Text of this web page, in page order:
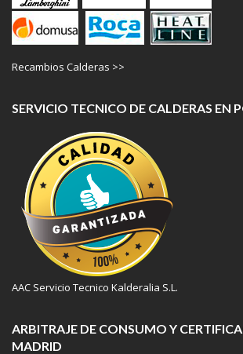
Recambios Calderas >>
SERVICIO TECNICO DE CALDERAS EN
AAC Servicio Tecnico Kalderalia S.L.
ARBITRAJE DE CONSUMO Y
MADRID